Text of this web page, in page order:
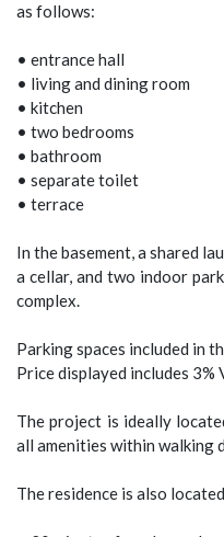
as follows:
• entrance hall
• living and dining room
• kitchen
• two bedrooms
• bathroom
• separate toilet
• terrace
In the basement, a shared
a cellar, and two indoor
complex.
Parking spaces included in
Price displayed includes 3%
The project is ideally
all amenities within walking
The residence is also